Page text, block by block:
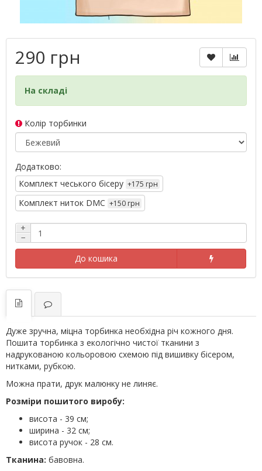
290 грн
На складі
Колір торбинки
Додатково:
Комплект чеського бісеру +175 грн
Комплект ниток DMC +150 грн
+
−
До кошика
Дуже зручна, міцна торбинка необхідна річ кожного дня.
Пошита торбинка з екологічно чистої тканини з
надрукованою кольоровою схемою під вишивку бісером,
нитками, рубкою.
Можна прати, друк малюнку не линяє.
Розміри пошитого виробу:
висота - 39 см;
ширина - 32 см;
висота ручок - 28 см.
Тканина: бавовна.